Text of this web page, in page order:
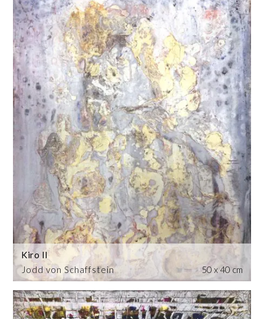
Jodd von Schaffstein
Kiro II
50 x 40 cm